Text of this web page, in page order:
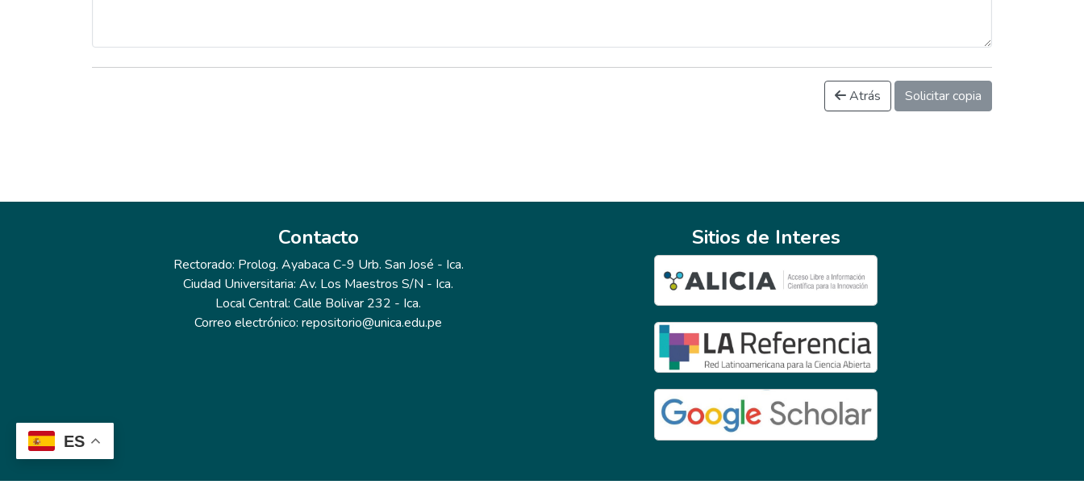
ES
Atrás Solicitar copia
Contacto
Rectorado: Prolog. Ayabaca C-9 Urb. San José - Ica.
Ciudad Universitaria: Av. Los Maestros S/N - Ica.
Local Central: Calle Bolivar 232 - Ica.
Correo electrónico: repositorio@unica.edu.pe
Sitios de Interes